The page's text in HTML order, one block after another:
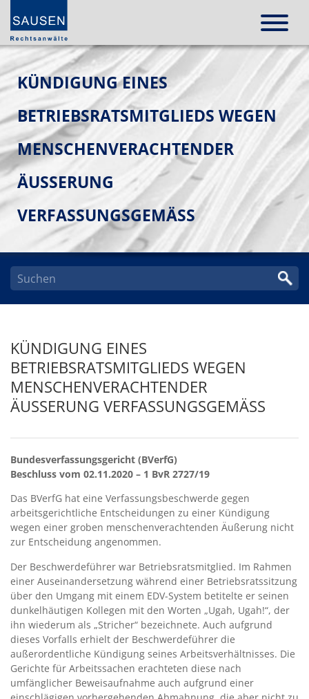
KÜNDIGUNG EINES
BETRIEBSRATSMITGLIEDS WEGEN
MENSCHENVERACHTENDER
ÄUSSERUNG V
ERFASSUNGSGEMÄSS
KÜNDIGUNG EINES
BETRIEBSRATSMITGLIEDS WEGEN
MENSCHENVERACHTENDER
ÄUSSERUNG VERFASSUNGSGEMÄSS
Bundesverfassungsgericht (BVerfG)
Beschluss vom 02.11.2020 – 1 BvR 2727/19
Das BVerfG hat eine Verfassungsbeschwerde gegen
arbeitsgerichtliche Entscheidungen zu einer Kündigung
wegen einer groben menschenverachtenden Äußerung nicht
zur Entscheidung angenommen.
Der Beschwerdeführer war Betriebsratsmitglied. Im Rahmen
einer Auseinandersetzung während einer Betriebsratssitzung
über den Umgang mit einem EDV-System betitelte er seinen
dunkelhäutigen Kollegen mit den Worten „Ugah, Ugah!“, der
ihn wiederum als „Stricher“ bezeichnete. Auch aufgrund
dieses Vorfalls erhielt der Beschwerdeführer die
außerordentliche Kündigung seines Arbeitsverhältnisses. Die
Gerichte für Arbeitssachen erachteten diese nach
umfänglicher Beweisaufnahme auch aufgrund einer